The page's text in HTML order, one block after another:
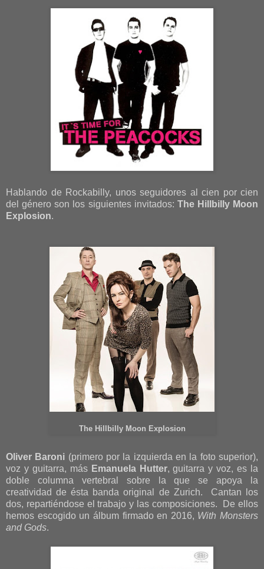
Hablando de Rockabilly, unos seguidores al cien por cien
del género son los siguientes invitados: The Hillbilly Moon
Explosion.
The Hillbilly Moon Explosion
Oliver Baroni (primero por la izquierda en la foto superior),
voz y guitarra, más Emanuela Hutter, guitarra y voz, es la
doble columna vertebral sobre la que se apoya la
creatividad de ésta banda original de Zurich. Cantan los
dos, repartiéndose el trabajo y las composiciones. De ellos
hemos escogido un álbum firmado en 2016, With Monsters
and Gods.